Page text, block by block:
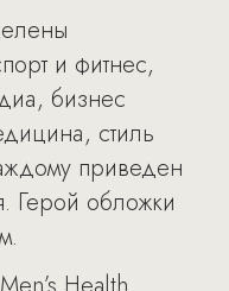
и фитнес,
бизнес
стиль
приведен
Герой обложки